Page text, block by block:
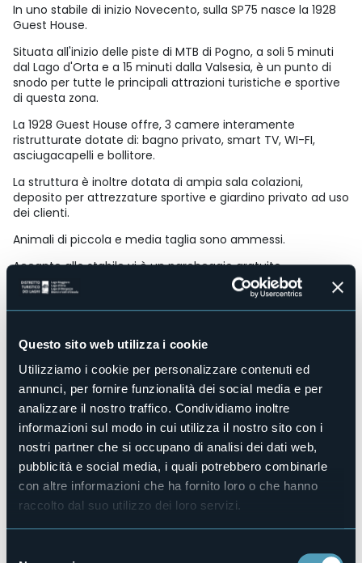
Questo sito web utilizza i cookie
Utilizziamo i cookie per personalizzare contenuti ed
annunci, per fornire funzionalità dei social media e per
analizzare il nostro traffico. Condividiamo inoltre
informazioni sul modo in cui utilizza il nostro sito con i
nostri partner che si occupano di analisi dei dati web,
pubblicità e social media, i quali potrebbero combinarle
con altre informazioni che ha fornito loro o che hanno
raccolto dal suo utilizzo dei loro servizi.
In uno stabile di inizio Novecento, sulla SP75 nasce la 1928
Guest House.
Situata all'inizio delle piste di MTB di Pogno, a soli 5 minuti
dal Lago d'Orta e a 15 minuti dalla Valsesia, è un punto di
snodo per tutte le principali attrazioni turistiche e sportive
di questa zona.
La 1928 Guest House offre, 3 camere interamente
ristrutturate dotate di: bagno privato, smart TV, WI-FI,
asciugacapelli e bollitore.
La struttura è inoltre dotata di ampia sala colazioni,
deposito per attrezzature sportive e giardino privato ad uso
dei clienti.
Animali di piccola e media taglia sono ammessi.
Accanto allo stabile vi è un parcheggio gratuito.
Accesso disabili
No
No
Piscina
No
Animali ammessi
Sì
Camere
3
Posti letto
5